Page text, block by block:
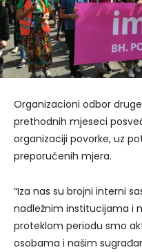
Organizacioni odbor
prethodnih mjeseci
organizaciji povorke, uz
preporučenih mjera.
“Iza nas su brojni interni
nadležnim institucijama i
proteklom periodu smo
osobama i našim